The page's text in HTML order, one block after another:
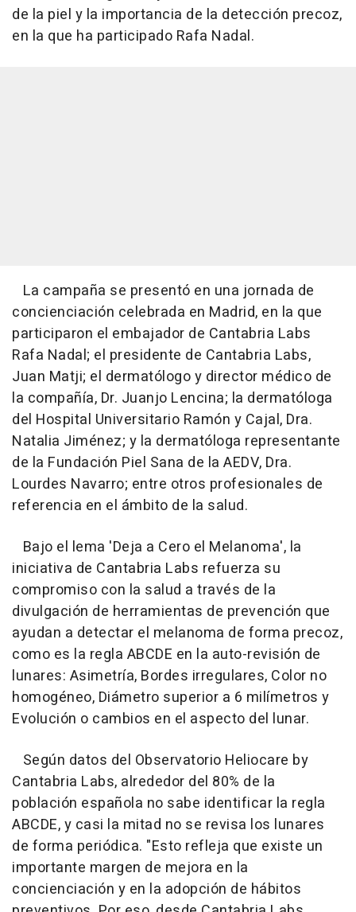
de la piel y la importancia de la detección precoz,
en la que ha participado Rafa Nadal.
La campaña se presentó en una jornada de
concienciación celebrada en Madrid, en la que
participaron el embajador de Cantabria Labs
Rafa Nadal; el presidente de Cantabria Labs,
Juan Matji; el dermatólogo y director médico de
la compañía, Dr. Juanjo Lencina; la dermatóloga
del Hospital Universitario Ramón y Cajal, Dra.
Natalia Jiménez; y la dermatóloga representante
de la Fundación Piel Sana de la AEDV, Dra.
Lourdes Navarro; entre otros profesionales de
referencia en el ámbito de la salud.
Bajo el lema 'Deja a Cero el Melanoma', la
iniciativa de Cantabria Labs refuerza su
compromiso con la salud a través de la
divulgación de herramientas de prevención que
ayudan a detectar el melanoma de forma precoz,
como es la regla ABCDE en la auto-revisión de
lunares: Asimetría, Bordes irregulares, Color no
homogéneo, Diámetro superior a 6 milímetros y
Evolución o cambios en el aspecto del lunar.
Según datos del Observatorio Heliocare by
Cantabria Labs, alrededor del 80% de la
población española no sabe identificar la regla
ABCDE, y casi la mitad no se revisa los lunares
de forma periódica. "Esto refleja que existe un
importante margen de mejora en la
concienciación y en la adopción de hábitos